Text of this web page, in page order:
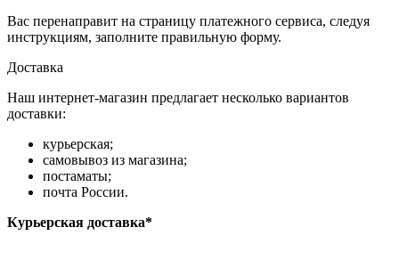
Вас перенаправит на страницу платежного сервиса, следуя
инструкциям, заполните правильную форму.
Доставка
Наш интернет-магазин предлагает несколько вариантов
доставки:
курьерская;
самовывоз из магазина;
постаматы;
почта России.
Курьерская доставка*